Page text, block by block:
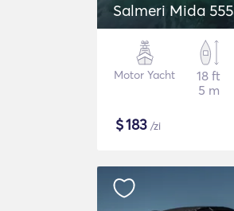
Salmeri Mida 555
Motor Yacht
18 ft
5 m
$183 /zi